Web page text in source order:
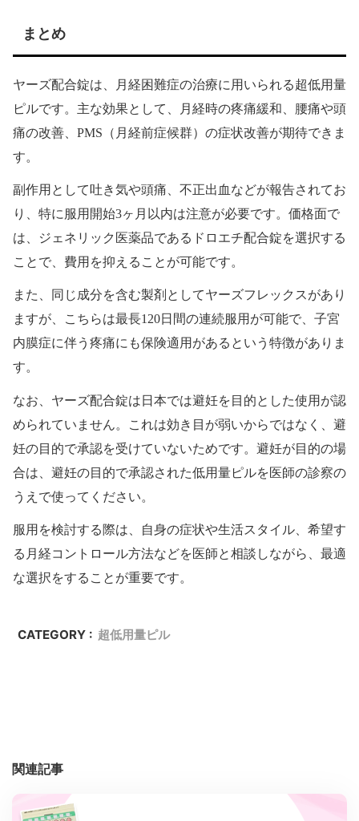
まとめ
ヤーズ配合錠は、月経困難症の治療に用いられる超低用量
ピルです。主な効果として、月経時の疼痛緩和、腰痛や頭
痛の改善、PMS（月経前症候群）の症状改善が期待できま
す。
副作用として吐き気や頭痛、不正出血などが報告されてお
り、特に服用開始3ヶ月以内は注意が必要です。価格面で
は、ジェネリック医薬品であるドロエチ配合錠を選択する
ことで、費用を抑えることが可能です。
また、同じ成分を含む製剤としてヤーズフレックスがあり
ますが、こちらは最長120日間の連続服用が可能で、子宮
内膜症に伴う疼痛にも保険適用があるという特徴がありま
す。
なお、ヤーズ配合錠は日本では避妊を目的とした使用が認
められていません。これは効き目が弱いからではなく、避
妊の目的で承認を受けていないためです。避妊が目的の場
合は、避妊の目的で承認された低用量ピルを医師の診察の
うえで使ってください。
服用を検討する際は、自身の症状や生活スタイル、希望す
る月経コントロール方法などを医師と相談しながら、最適
な選択をすることが重要です。
CATEGORY : 超低用量ピル
関連記事